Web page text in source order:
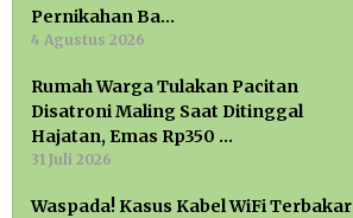
Pernikahan Ba…
4 Agustus 2026
Rumah Warga Tulakan Pacitan
Disatroni Maling Saat Ditinggal
Hajatan, Emas Rp350 …
31 Juli 2026
Waspada! Kasus Kabel WiFi Terbakar